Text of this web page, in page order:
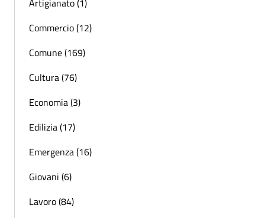
Commercio (12)
Comune (169)
Cultura (76)
Economia (3)
Edilizia (17)
Emergenza (16)
Giovani (6)
Lavoro (84)